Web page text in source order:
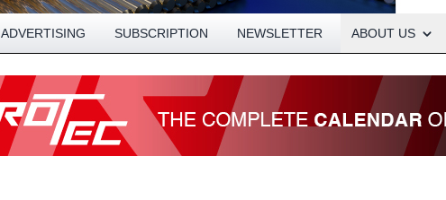
ADVERTISING SUBSCRIPTION NEWSLETTER
ABOUT US